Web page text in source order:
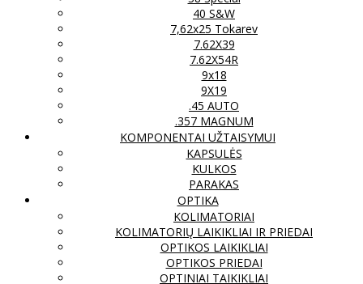
40 S&W
7,62x25 Tokarev
7.62X39
7.62X54R
9x18
9X19
.45 AUTO
.357 MAGNUM
KOMPONENTAI UŽTAISYMUI
KAPSULĖS
KULKOS
PARAKAS
OPTIKA
KOLIMATORIAI
KOLIMATORIŲ LAIKIKLIAI IR PRIEDAI
OPTIKOS LAIKIKLIAI
OPTIKOS PRIEDAI
OPTINIAI TAIKIKLIAI